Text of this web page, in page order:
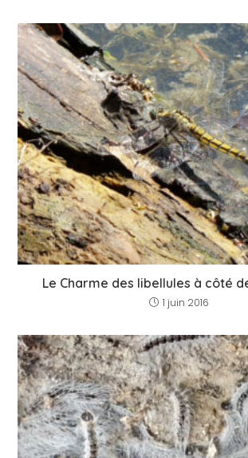
Le Charme des libellules à côté
1 juin 2016